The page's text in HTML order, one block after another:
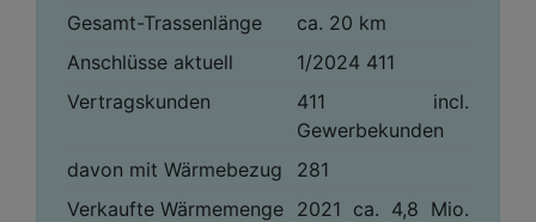
Gesamt-Trassenlänge
ca. 20 km
Anschlüsse aktuell
1/2024 411
Vertragskunden
411 incl.
Gewerbekunden
davon mit Wärmebezug
281
Verkaufte Wärmemenge
2021 ca. 4,8 Mio.